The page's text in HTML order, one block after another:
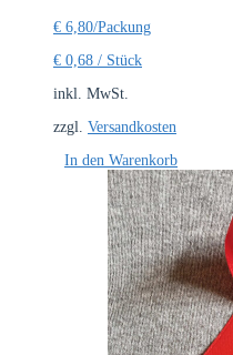
€ 6,80/Packung
€ 0,68 / Stück
inkl. MwSt.
zzgl. Versandkosten
In den Warenkorb